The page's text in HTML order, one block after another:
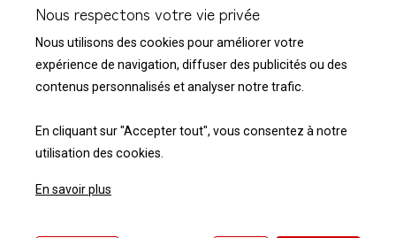
Liens utiles
Service client
Nous contacter
Modalité de retour
Nous respectons votre vie privée
Nous utilisons des cookies pour améliorer votre
expérience de navigation, diffuser des publicités ou des
contenus personnalisés et analyser notre trafic.
En cliquant sur "Accepter tout", vous consentez à notre
utilisation des cookies.
En savoir plus